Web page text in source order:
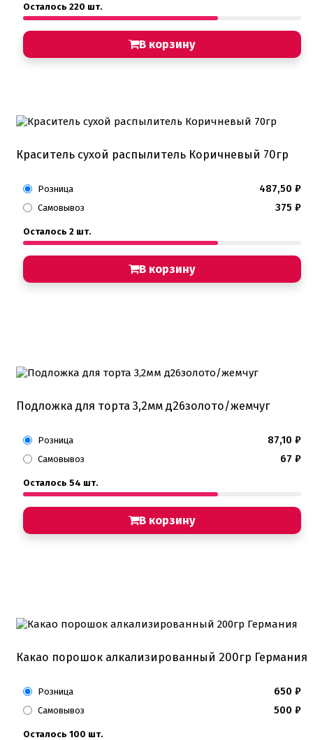
Осталось 220 шт.
В корзину
Краситель сухой распылитель Коричневый 70гр
Розница 487,50 ₽
Самовывоз 375 ₽
Осталось 2 шт.
В корзину
Подложка для торта 3,2мм д26золото/жемчуг
Розница 87,10 ₽
Самовывоз 67 ₽
Осталось 54 шт.
В корзину
Какао порошок алкализированный 200гр Германия
Розница 650 ₽
Самовывоз 500 ₽
Осталось 100 шт.